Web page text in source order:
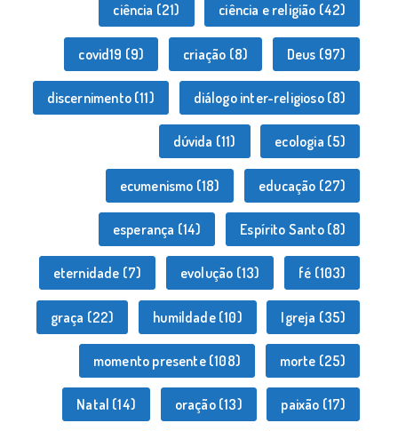
ciência (21) ciência e religião (42)
covid19 (9) criação (8) Deus (97)
discernimento(11) diálogo inter-religioso(8)
dúvida (11) ecologia (5)
ecumenismo (18) educação (27)
esperança (14) Espírito Santo(8)
eternidade (7) evolução (13) fé (103)
graça (22) humildade(10) Igreja (35)
momento presente(108) morte (25)
Natal (14) oração(13) paixão (17)